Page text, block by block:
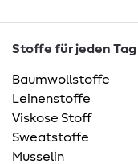
Stoffe für jeden Tag
Baumwollstoffe
Leinenstoffe
Viskose Stoff
Sweatstoffe
Musselin